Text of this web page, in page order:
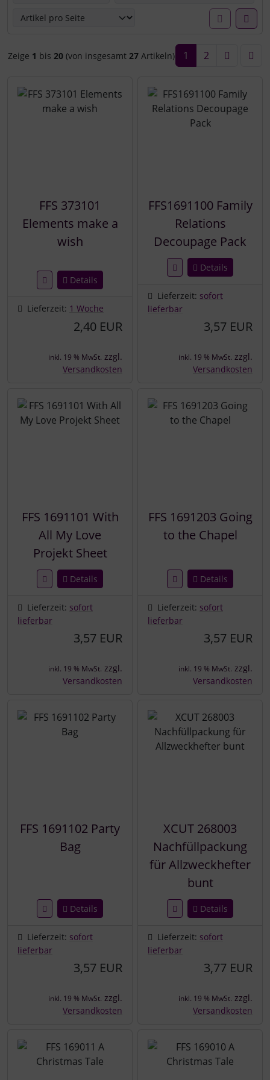
Zeige 1 bis 20(von insgesamt 27Artikeln) 1 2
FFS 373101
Elements make a
wish
Details
Lieferzeit: 1 Woche
2,40 EUR
inkl. 19 % MwSt. zzgl.
Versandkosten
FFS1691100 Family
Relations
Decoupage Pack
Details
Lieferzeit: sofort
lieferbar
3,57 EUR
inkl. 19 % MwSt. zzgl.
Versandkosten
FFS 1691101 With
All My Love
Projekt Sheet
Details
Lieferzeit: sofort
lieferbar
3,57 EUR
inkl. 19 % MwSt. zzgl.
Versandkosten
FFS 1691203 Going
to the Chapel
Details
Lieferzeit: sofort
lieferbar
3,57 EUR
inkl. 19 % MwSt. zzgl.
Versandkosten
FFS 1691102 Party
Bag
Details
Lieferzeit: sofort
lieferbar
3,57 EUR
inkl. 19 % MwSt. zzgl.
Versandkosten
XCUT 268003
Nachfüllpackung
für Allzweckhefter
bunt
Details
Lieferzeit: sofort
lieferbar
3,77 EUR
inkl. 19 % MwSt. zzgl.
Versandkosten